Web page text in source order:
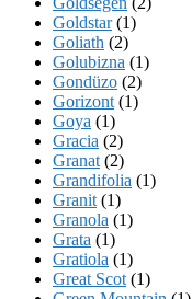
Goldstar(1)
Goliath (2)
Golubizna (1)
Gondüzo (2)
Gorizont (1)
Goya (1)
Gracia (2)
Granat (2)
Grandifolia (1)
Granit (1)
Granola (1)
Grata (1)
Gratiola (1)
Great Scot (1)